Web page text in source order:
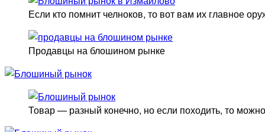
Если кто помнит челноков, то вот вам их главное
Продавцы на блошином рынке
Товар — разный конечно, но если походить, то